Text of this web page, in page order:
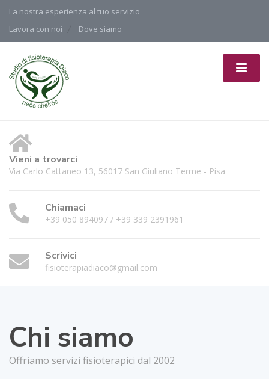
La nostra esperienza al tuo servizio
Lavora con noi
Dove siamo
Vieni a trovarci
Via Carlo Cattaneo 13, 56017 San Giuliano Terme - Pisa
Chiamaci
+39 050 894097 / +39 339 2391961
Scrivici
fisioterapiadiaco@gmail.com
Chi siamo
Offriamo servizi fisioterapici dal 2002